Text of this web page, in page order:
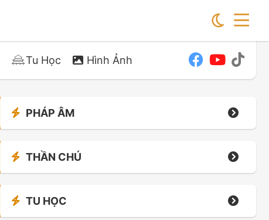
Tu Học Hình Ảnh
PHÁP ÂM
THẦN CHÚ
TU HỌC